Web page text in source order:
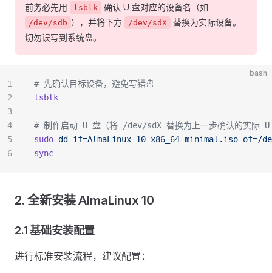
前务必先用
lsblk 确认 U 盘对应的设备名（如
/dev/sdb ），并将下方 /dev/sdX
替换为实际设备。
切勿误写到系统盘。
bash
# 先确认目标设备，避免写错盘
lsblk
# 制作启动 U 盘（将 /dev/sdX 替换为上一步确认的实际 U
sudo dd if=AlmaLinux-10-x86_64-minimal.iso of=/
sync
1
2
3
4
5
6
2. 全新安装 AlmaLinux 10
2.1 基础安装配置
进行标准安装流程，建议配置：